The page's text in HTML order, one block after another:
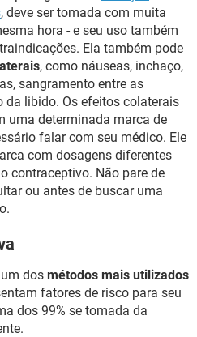
, deve ser tomada com muita
hora - e seu uso também
Ela também pode
, como náuseas, inchaço,
sangramento entre as
da libido. Os efeitos colaterais
uma determinada marca de
falar com seu médico. Ele
com dosagens diferentes
contraceptivo. Não pare de
ou antes de buscar uma
dos métodos mais utilizados
fatores de risco para seu
dos 99% se tomada da